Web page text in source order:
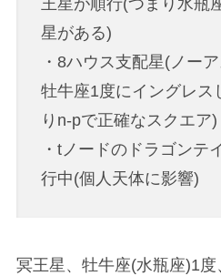
王星が順行(つまり水瓶
星がある)
・8ハウス支配星(ノー
牡牛座1度にイングレス
りn-pで正確なスクエア)
・tノードのドラゴンテ
行中(個人天体に影響)
冥王星、牡牛座(水瓶座)1